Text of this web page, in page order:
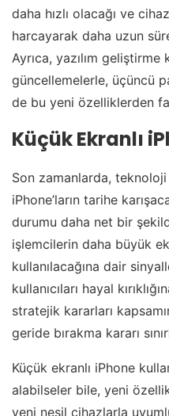
daha hızlı olacağı ve
harcayarak daha uzun
Ayrıca, yazılım
güncellemelerle, üçüncü
de bu yeni özelliklerden
Küçük Ekranlı
Son zamanlarda, teknoloji
iPhone’ların tarihe
durumu daha net bir
işlemcilerin daha büyük
kullanılacağına dair
kullanıcıları hayal
stratejik kararları
geride bırakma kararı
Küçük ekranlı iPhone
alabilseler bile, yeni
yeni nesil cihazlarla